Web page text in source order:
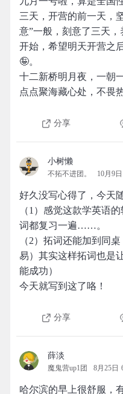
三天，开营的前一天，
意”一般，刻意了三天
开始，希望明天开营之
🤪。
十二新桥明月夜，一朝
点点聚海藏心处，不畏
分享
小树懒
不拓不进团。 10月9
好久没写心得了，今天
（1）感觉这款学英语
词都复习一遍……。
（2）拓词还能加到同
易）其实这样拓词也是
能成功）
今天就写到这了咯！
分享
薛淡
魔鬼营up1团 8月25日
哈尔滨的早上很舒服，